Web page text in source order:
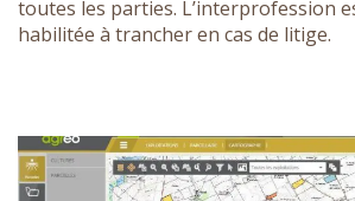
toutes les parties. L’interprofession
habilitée à trancher en cas de litige.